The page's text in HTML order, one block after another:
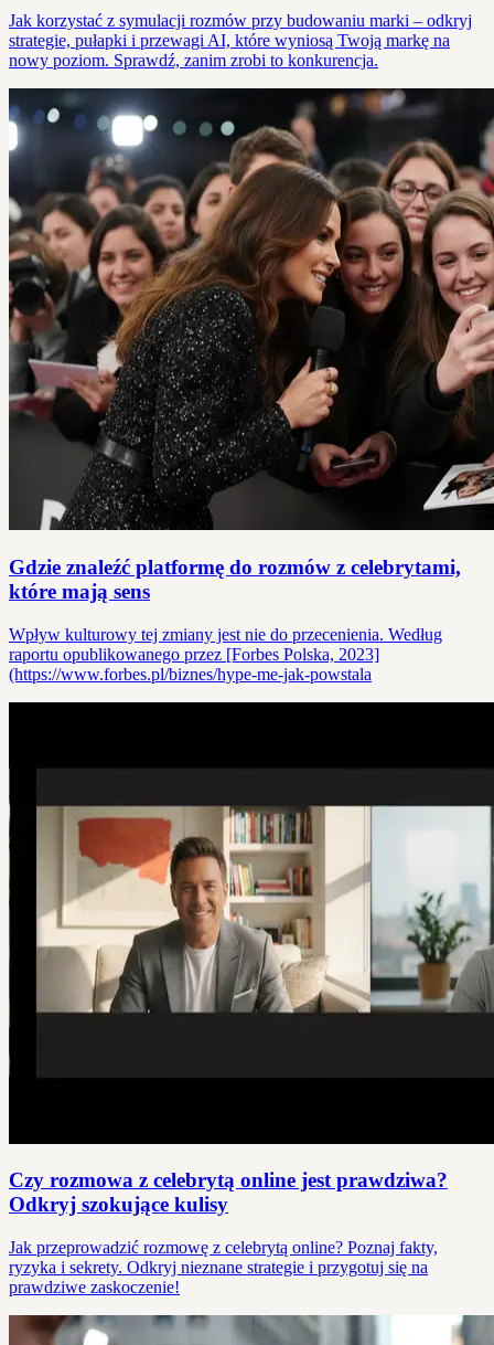
Jak korzystać z symulacji rozmów przy budowaniu marki – odkryj
strategie, pułapki i przewagi AI, które wyniosą Twoją markę na
nowy poziom. Sprawdź, zanim zrobi to konkurencja.
Gdzie znaleźć platformę do rozmów z celebrytami,
które mają sens
Wpływ kulturowy tej zmiany jest nie do przecenienia. Według
raportu opublikowanego przez [Forbes Polska, 2023]
(https://www.forbes.pl/biznes/hype-me-jak-powstala
Czy rozmowa z celebrytą online jest prawdziwa?
Odkryj szokujące kulisy
Jak przeprowadzić rozmowę z celebrytą online? Poznaj fakty,
ryzyka i sekrety. Odkryj nieznane strategie i przygotuj się na
prawdziwe zaskoczenie!